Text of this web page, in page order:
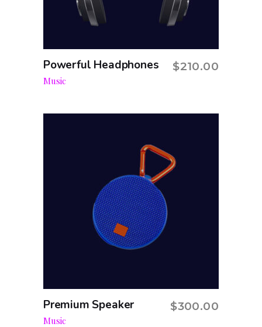
Powerful Headphones $210.00
Music
Premium Speaker $300.00
Music